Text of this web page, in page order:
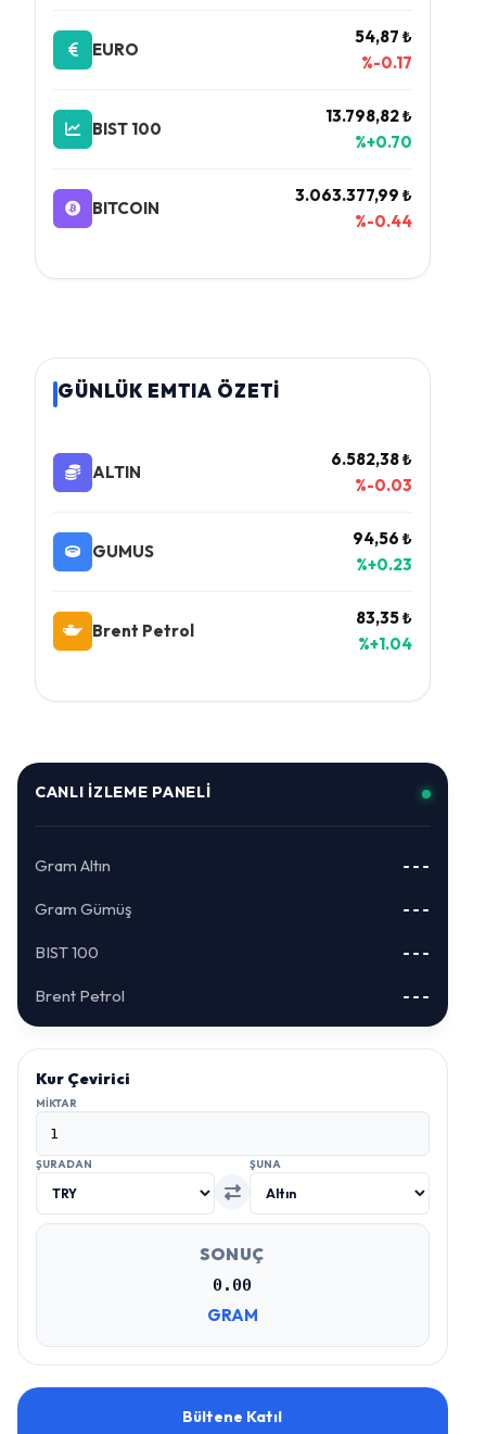
EURO
54,87 ₺
%-0.17
BIST 100
13.798,82 ₺
%+0.70
BITCOIN
3.063.377,99 ₺
%-0.44
GÜNLÜK EMTIA ÖZETİ
ALTIN
6.582,38 ₺
%-0.03
GUMUS
94,56 ₺
%+0.23
Brent Petrol
83,35 ₺
%+1.04
CANLI İZLEME PANELI
Gram Altın ---
Gram Gümüş ---
BIST 100 ---
Brent Petrol ---
Kur Çevirici
MIKTAR
ŞURADAN ŞUNA
SONUÇ
0.00
GRAM
Bültene Katıl